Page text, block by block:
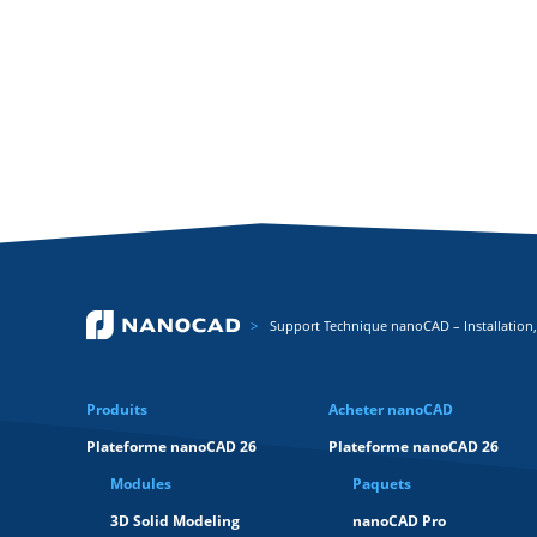
Support Technique nanoCAD –
Produits
Plateforme nanoCAD 26
Modules
3D Solid Modeling
Acheter nanoCAD
Plateforme nanoCAD 26
Paquets
nanoCAD Pro